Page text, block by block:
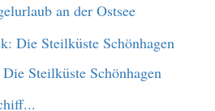
an der Ostsee
Steilküste Schönhagen